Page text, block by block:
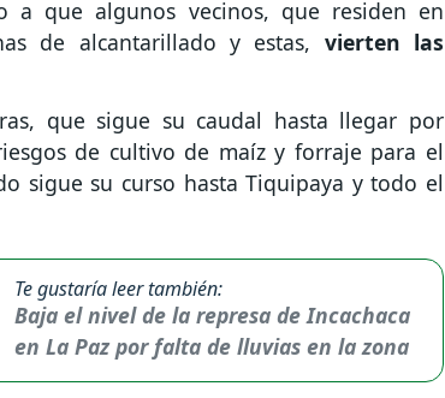
a que algunos vecinos, que residen en
de alcantarillado y estas, vierten las
que sigue su caudal hasta llegar por
de cultivo de maíz y forraje para el
sigue su curso hasta Tiquipaya y todo el
Te gustaría leer también:
Baja el nivel de la represa de Incachaca
en La Paz por falta de lluvias en la zona